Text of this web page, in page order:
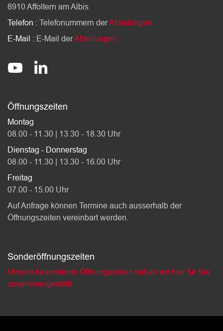
8910 Affoltern am Albis
Telefon : Telefonummern derAbteilungen
E-Mail : E-Mail derAbteilungen
Socials
@StadtAffolternamAlbis
stadt-affoltern-am-albis
Öffnungszeiten
Montag
08.00 - 11.30 | 13.30 - 18.30 Uhr
Dienstag - Donnerstag
08.00 - 11.30 | 13.30 - 16.00 Uhr
Freitag
07.00 - 15.00 Uhr
Auf Anfrage können Termine auch ausserhalb der
Öffnungszeiten vereinbart werden.
Sonderöffnungszeiten
Unsere besonderen Öffnungszeiten haben wir hier für Sie
zusammengestellt.